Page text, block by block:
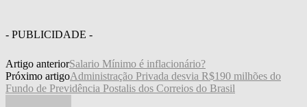
- PUBLICIDADE -
Artigo anteriorSalario Mínimo é inflacionário?
Próximo artigoAdministração Privada desvia R$190 milhões do
Fundo de Previdência Postalis dos Correios do Brasil